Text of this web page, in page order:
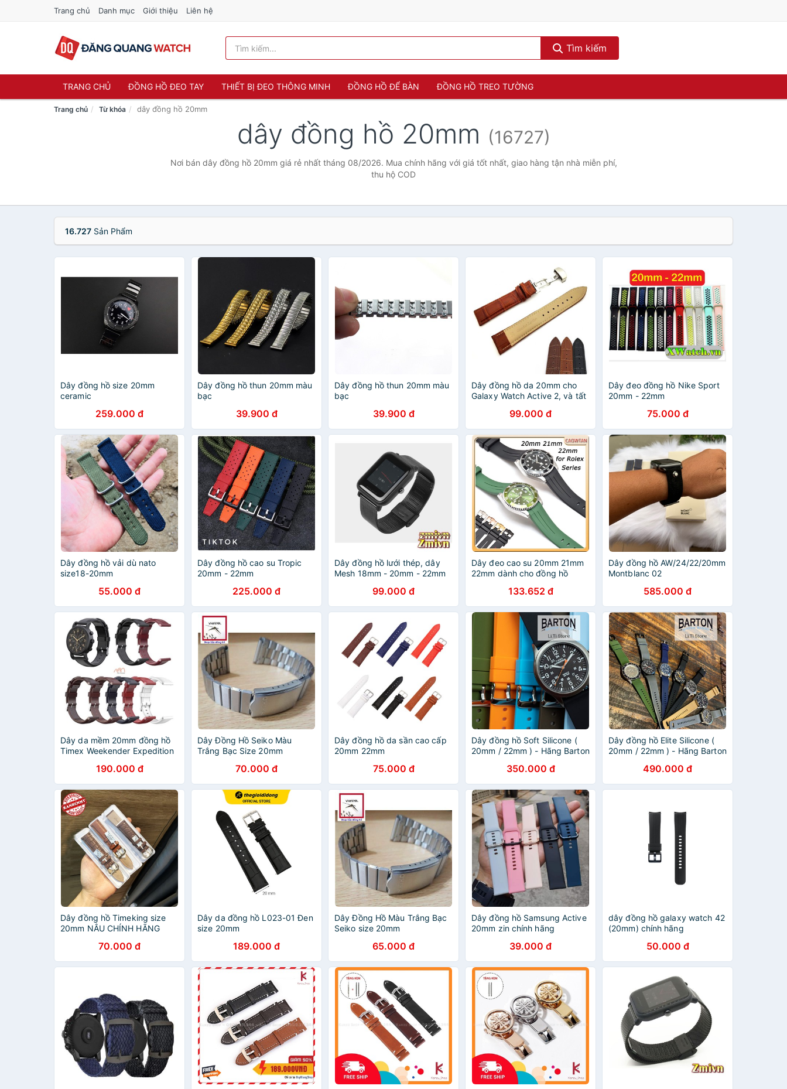
Trang chủ Danh mục Giới thiệu Liên hệ
Tìm kiếm
TRANG CHỦ ĐỒNG HỒ ĐEO TAY THIẾT BỊ ĐEO THÔNG MINH ĐỒNG HỒ ĐỂ BÀN ĐỒNG HỒ TREO TƯỜNG
Trang chủ Từ khóa dây đồng hồ 20mm
dây đồng hồ 20mm (16727)
Nơi bán dây đồng hồ 20mm giá rẻ nhất tháng 08/2026. Mua chính hãng với giá tốt nhất, giao hàng tận nhà miễn phí,
thu hộ COD
16.727 Sản Phẩm
Dây đồng hồ size 20mm
ceramic
259.000 đ
Dây đồng hồ thun 20mm màu
bạc
39.900 đ
Dây đồng hồ thun 20mm màu
bạc
39.900 đ
Dây đồng hồ da 20mm cho
Galaxy Watch Active 2, và tất
99.000 đ
Dây đeo đồng hồ Nike Sport
20mm - 22mm
75.000 đ
Dây đồng hồ vải dù nato
size18-20mm
55.000 đ
Dây đồng hồ cao su Tropic
20mm - 22mm
225.000 đ
Dây đồng hồ lưới thép, dây
Mesh 18mm - 20mm - 22mm
99.000 đ
Dây đeo cao su 20mm 21mm
22mm dành cho đồng hồ
133.652 đ
Dây đồng hồ AW/24/22/20mm
Montblanc 02
585.000 đ
Dây da mềm 20mm đồng hồ
Timex Weekender Expedition
190.000 đ
Dây Đồng Hồ Seiko Màu
Trắng Bạc Size 20mm
70.000 đ
Dây đồng hồ da sần cao cấp
20mm 22mm
75.000 đ
Dây đồng hồ Soft Silicone (
20mm / 22mm ) - Hãng Barton
350.000 đ
Dây đồng hồ Elite Silicone (
20mm / 22mm ) - Hãng Barton
490.000 đ
Dây đồng hồ Timeking size
20mm NÂU CHÍNH HÃNG
70.000 đ
Dây da đồng hồ L023-01 Đen
size 20mm
189.000 đ
Dây Đồng Hồ Màu Trắng Bạc
Seiko size 20mm
65.000 đ
Dây đồng hồ Samsung Active
20mm zin chính hãng
39.000 đ
dây đồng hồ galaxy watch 42
(20mm) chính hãng
50.000 đ